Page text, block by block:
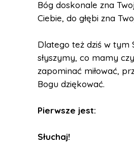
Bóg doskonale zna
Ciebie, do głębi zna
Dlatego też dziś w tym
słyszymy, co mamy
zapominać miłować,
Bogu dziękować.
Pierwsze jest:
Słuchaj!